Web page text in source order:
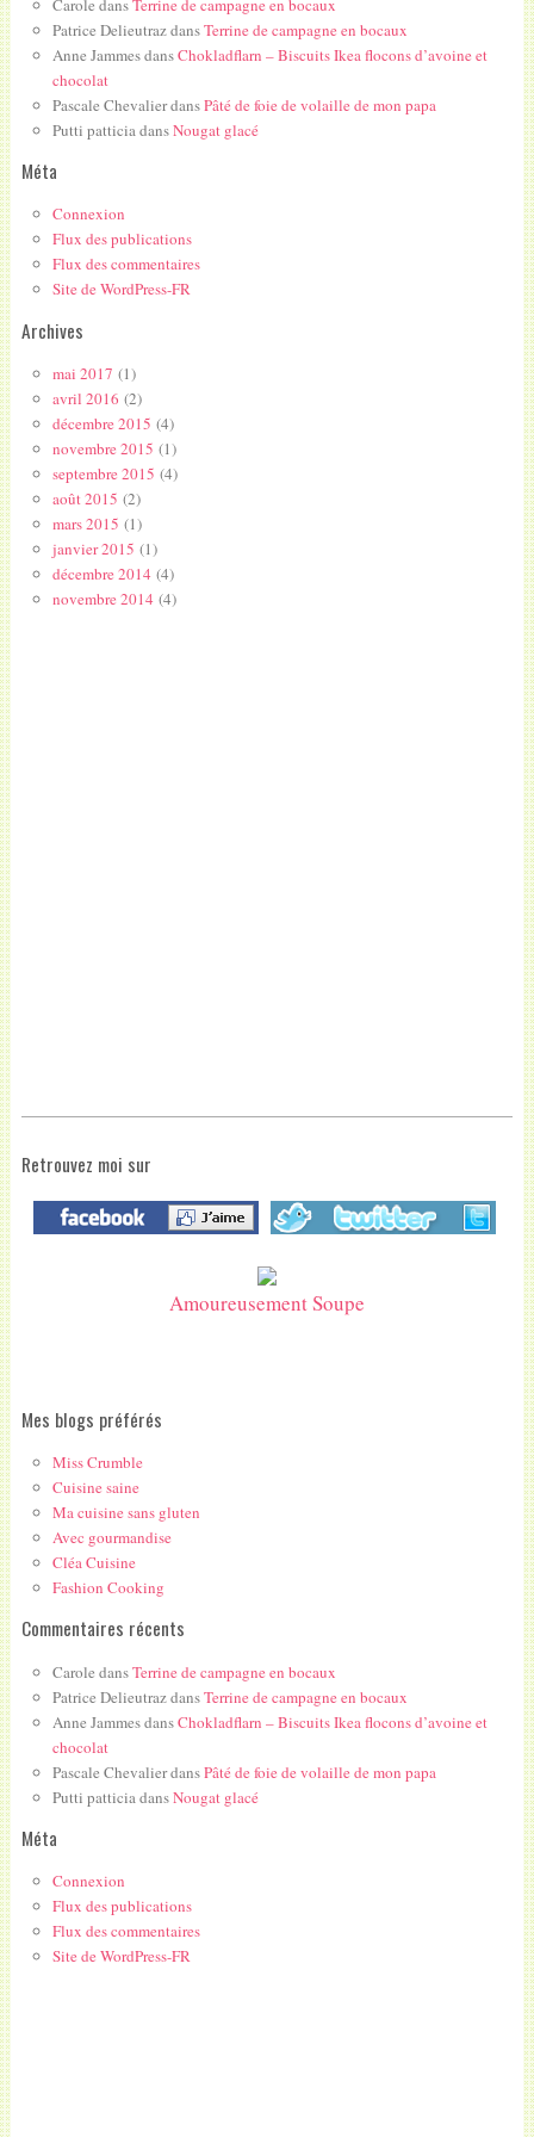
Carole dansTerrine de campagne en bocaux
Patrice DelieutrazdansTerrine de campagne en bocaux
Anne JammesdansChokladflarn – Biscuits Ikea flocons d’avoine et
chocolat
Pascale ChevalierdansPâté de foie de volaille de mon papa
Putti patticiadansNougat glacé
Méta
Connexion
Flux des publications
Flux des commentaires
Site de WordPress-FR
Archives
mai 2017 (1)
avril 2016 (2)
décembre 2015 (4)
novembre 2015 (1)
septembre 2015 (4)
août 2015 (2)
mars 2015 (1)
janvier 2015 (1)
décembre 2014(4)
novembre 2014(4)
Retrouvez moi sur
Amoureusement Soupe
Mes blogs préférés
Miss Crumble
Cuisine saine
Ma cuisine sans gluten
Avec gourmandise
Cléa Cuisine
Fashion Cooking
Commentaires récents
Carole dansTerrine de campagne en bocaux
Patrice DelieutrazdansTerrine de campagne en bocaux
Anne JammesdansChokladflarn – Biscuits Ikea flocons d’avoine et
chocolat
Pascale ChevalierdansPâté de foie de volaille de mon papa
Putti patticia dansNougat glacé
Méta
Connexion
Flux des publications
Flux des commentaires
Site de WordPress-FR